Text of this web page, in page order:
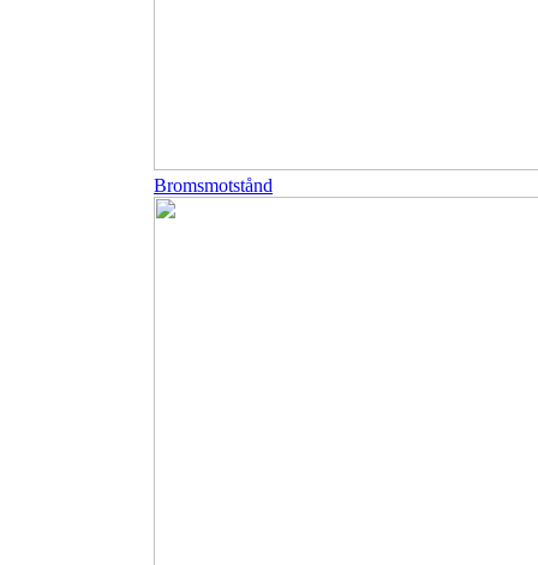
Bromsmotstånd